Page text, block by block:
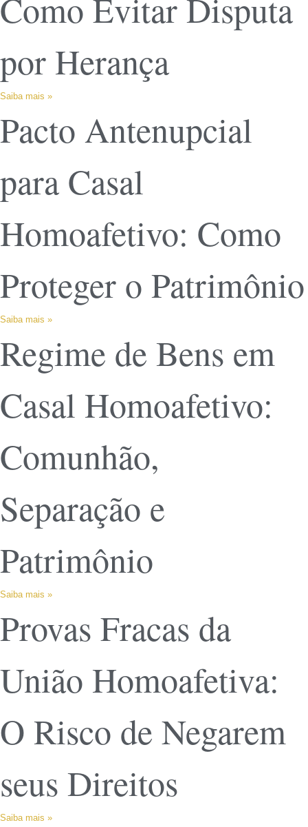
Como Evitar Disputa
por Herança
Saiba mais »
Pacto Antenupcial
para Casal
Homoafetivo: Como
Proteger o Patrimônio
Saiba mais »
Regime de Bens em
Casal Homoafetivo:
Comunhão,
Separação e
Patrimônio
Saiba mais »
Provas Fracas da
União Homoafetiva:
O Risco de Negarem
seus Direitos
Saiba mais »